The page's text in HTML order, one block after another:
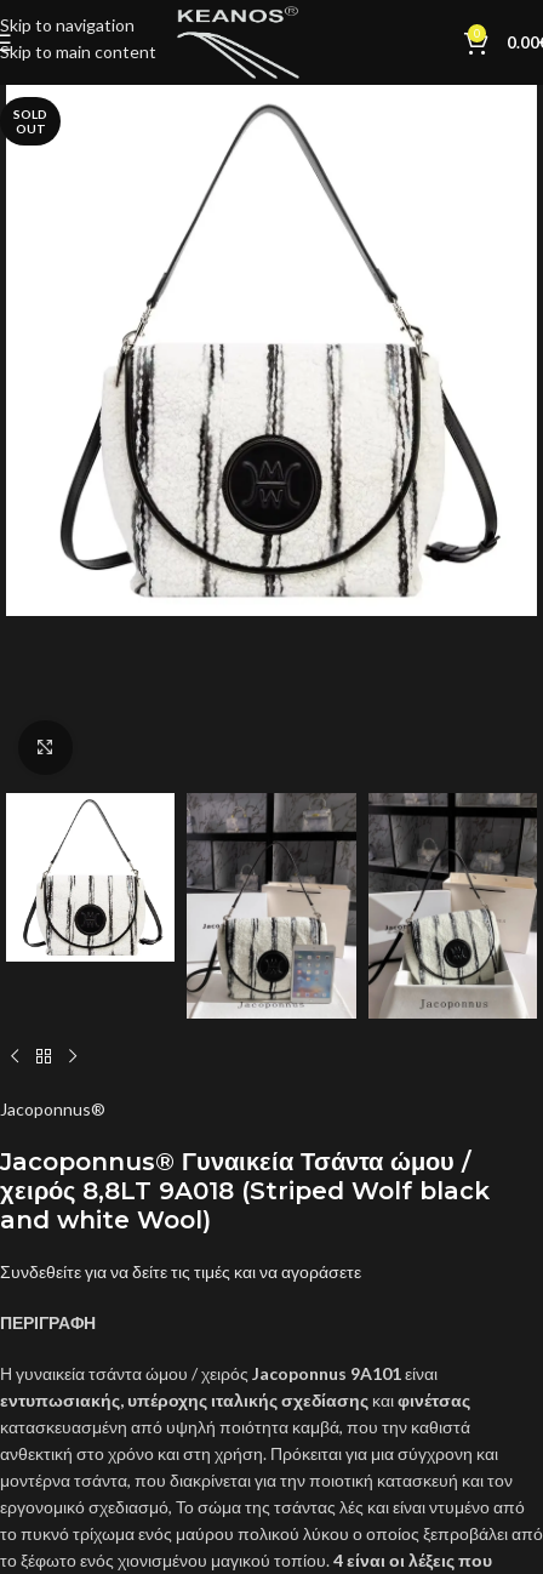
Skip to navigation
Skip to main content
0 0.00
SOLD
OUT
Jacoponnus®
Jacoponnus® Γυναικεία Τσάντα ώμου /
χειρός 8,8LT 9A018 (Striped Wolf black
and white Wool)
Συνδεθείτε για να δείτε τις τιμές και να αγοράσετε
ΠΕΡΙΓΡΑΦΗ
Η γυναικεία τσάντα ώμου / χειρός Jacoponnus 9A101είναι
εντυπωσιακής, υπέροχης ιταλικής σχεδίασης καιφινέτσας
κατασκευασμένη από υψηλή ποιότητα καμβά, που την καθιστά
ανθεκτική στο χρόνο και στη χρήση. Πρόκειται για μια σύγχρονη και
μοντέρνα τσάντα, που διακρίνεται για την ποιοτική κατασκευή και τον
εργονομικό σχεδιασμό, Το σώμα της τσάντας λές και είναι ντυμένο από
το πυκνό τρίχωμα ενός μαύρου πολικού λύκου ο οποίος ξεπροβάλει από
το ξέφωτο ενός χιονισμένου μαγικού τοπίου.4 είναι οι λέξεις που